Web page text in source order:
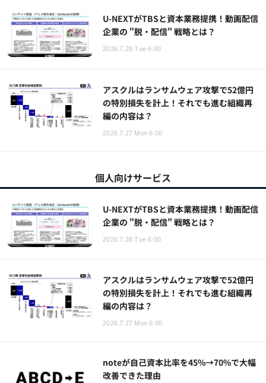
U-NEXTがTBSと資本業務提携！動画配信
企業の "脱・配信" 戦略とは？
2026.7.28 Tue 6:00
アスクルはランサムウェア攻撃で52億円
の特別損失を計上！それでも進む組織再
編の内容は？
2026.7.27 Mon 6:00
個人向けサービス
U-NEXTがTBSと資本業務提携！動画配信
企業の "脱・配信" 戦略とは？
2026.7.28 Tue 6:00
アスクルはランサムウェア攻撃で52億円
の特別損失を計上！それでも進む組織再
編の内容は？
2026.7.27 Mon 6:00
noteが自己資本比率を45%→70%で大幅
改善できた理由